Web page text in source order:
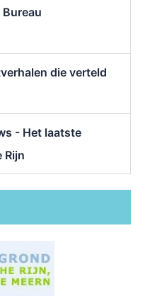
die verteld
- Het laatste
Rijn